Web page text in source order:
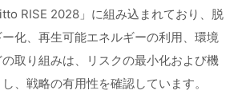
RISE 2028」に組み込まれており、脱
化、再生可能エネルギーの利用、環境
取り組みは、リスクの最小化および機
、戦略の有用性を確認しています。